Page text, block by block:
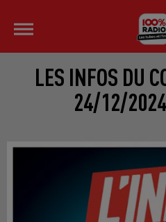
LES INFOS DU
24/12/